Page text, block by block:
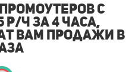
с
р/ч за 4 часа,
Вам продажи в